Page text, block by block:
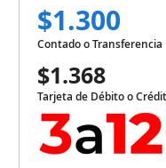
$1.300
Contado o Transferencia
$1.368
Tarjeta de Débito o